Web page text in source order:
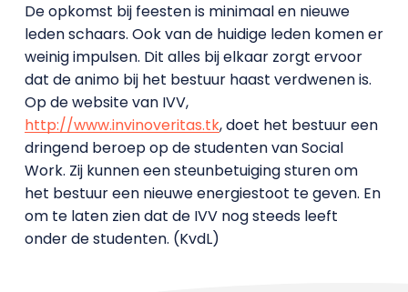
De opkomst bij feesten is minimaal en nieuwe
leden schaars. Ook van de huidige leden komen er
weinig impulsen. Dit alles bij elkaar zorgt ervoor
dat de animo bij het bestuur haast verdwenen is.
Op de website van IVV,
http://www.invinoveritas.tk, doet het bestuur een
dringend beroep op de studenten van Social
Work. Zij kunnen een steunbetuiging sturen om
het bestuur een nieuwe energiestoot te geven. En
om te laten zien dat de IVV nog steeds leeft
onder de studenten. (KvdL)